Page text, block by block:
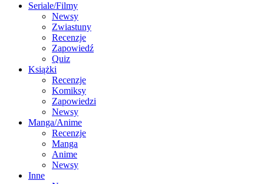
Seriale/Filmy
Newsy
Zwiastuny
Recenzje
Zapowiedź
Quiz
Książki
Recenzje
Komiksy
Zapowiedzi
Newsy
Manga/Anime
Recenzje
Manga
Anime
Newsy
Inne